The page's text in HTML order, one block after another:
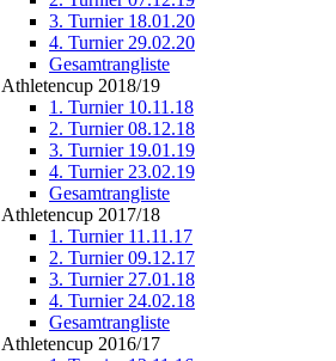
3. Turnier 18.01.20
4. Turnier 29.02.20
Gesamtrangliste
Athletencup 2018/19
1. Turnier 10.11.18
2. Turnier 08.12.18
3. Turnier 19.01.19
4. Turnier 23.02.19
Gesamtrangliste
Athletencup 2017/18
1. Turnier 11.11.17
2. Turnier 09.12.17
3. Turnier 27.01.18
4. Turnier 24.02.18
Gesamtrangliste
Athletencup 2016/17